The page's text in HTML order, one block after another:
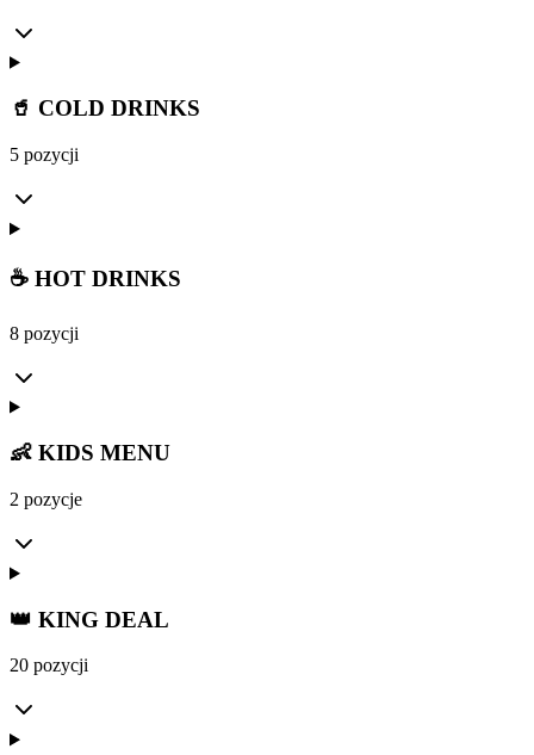
🥤 COLD DRINKS
5 pozycji
☕ HOT DRINKS
8 pozycji
👶 KIDS MENU
2 pozycje
👑 KING DEAL
20 pozycji